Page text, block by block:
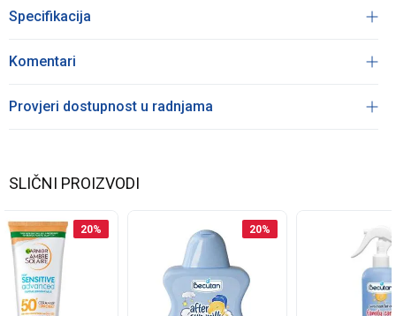
Specifikacija
Komentari
Provjeri dostupnost u radnjama
SLIČNI PROIZVODI
20% 20%